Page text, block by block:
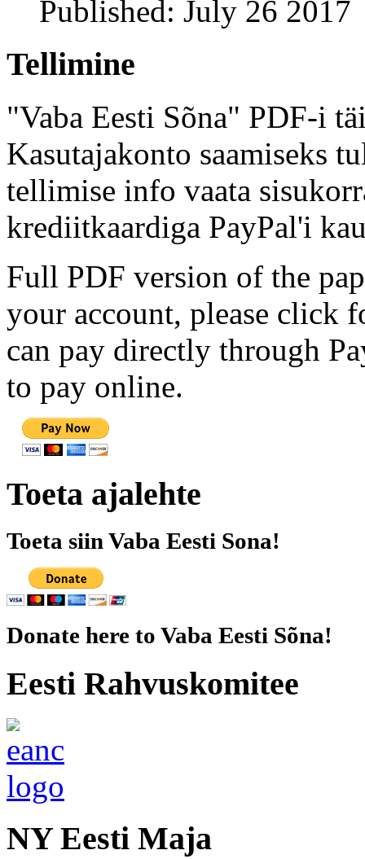
Published: July 26 2017
Tellimine
"Vaba Eesti Sõna" PDF-i
Kasutajakonto saamiseks
tellimise info vaata
krediitkaardiga PayPal'i
Full PDF version of the
your account, please click
can pay directly through
to pay online.
Toeta ajalehte
Toeta siin Vaba Eesti Sona!
Donate here to Vaba Eesti Sõna!
Eesti Rahvuskomitee
NY Eesti Maja